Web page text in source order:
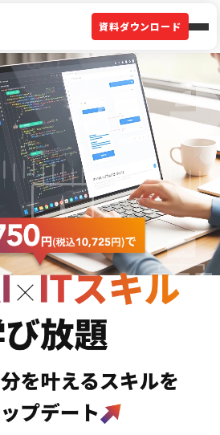
資料ダウンロード